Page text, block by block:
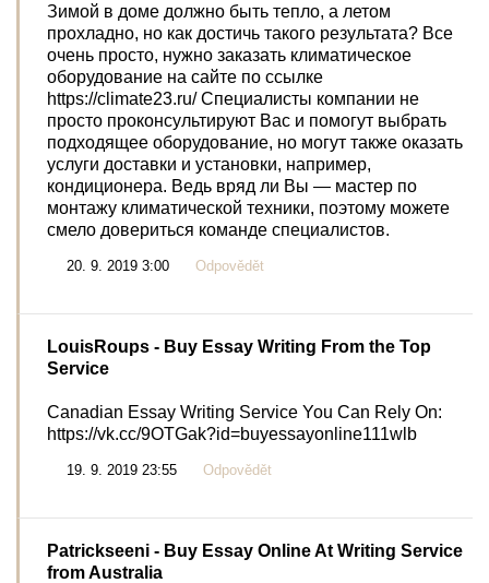
Зимой в доме должно быть тепло, а летом
прохладно, но как достичь такого результата? Все
очень просто, нужно заказать климатическое
оборудование на сайте по ссылке
https://climate23.ru/ Специалисты компании не
просто проконсультируют Вас и помогут выбрать
подходящее оборудование, но могут также оказать
услуги доставки и установки, например,
кондиционера. Ведь вряд ли Вы — мастер по
монтажу климатической техники, поэтому можете
смело довериться команде специалистов.
20. 9. 2019 3:00 Odpovědět
LouisRoups - Buy Essay Writing From the Top
Service
Canadian Essay Writing Service You Can Rely On:
https://vk.cc/9OTGak?id=buyessayonline111wlb
19. 9. 2019 23:55 Odpovědět
Patrickseeni - Buy Essay Online At Writing Service
from Australia